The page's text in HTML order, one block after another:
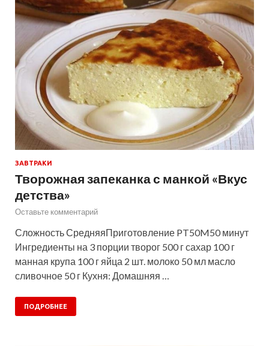
ЗАВТРАКИ
Творожная запеканка с манкой «Вкус
детства»
Оставьте комментарий
Сложность СредняяПриготовление PT50M50 минут
Ингредиенты на 3 порции творог 500 г сахар 100 г
манная крупа 100 г яйца 2 шт. молоко 50 мл масло
сливочное 50 г Кухня: Домашняя …
ПОДРОБНЕЕ